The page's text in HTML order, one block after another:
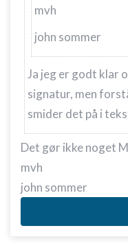
mvh
john sommer
Ja jeg er godt klar
signatur, men
smider det på i
Det gør ikke noget
mvh
john sommer